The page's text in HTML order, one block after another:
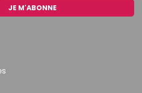
JE M'ABONNE